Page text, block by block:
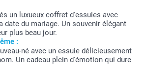
un luxueux coffret d'essuies avec
date du mariage. Un souvenir élégant
plus beau jour.
:
né avec un essuie délicieusement
Un cadeau plein d'émotion qui dure